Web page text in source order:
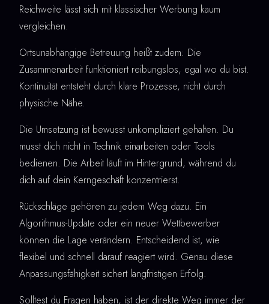
Reichweite lässt sich mit klassischer Werbung kaum
vergleichen.
Ortsunabhängige Betreuung heißt zudem: Die
Zusammenarbeit funktioniert reibungslos, egal wo du bist.
Kontinuität entsteht durch klare Prozesse, nicht durch
physische Nähe.
Die Umsetzung ist bewusst unkompliziert gehalten. Du
musst dich nicht in Technik einarbeiten oder Tools
bedienen. Die Arbeit läuft im Hintergrund, während du
dich auf dein Kerngeschäft konzentrierst.
Rückschläge gehören zu jedem Weg dazu. Ein
Algorithmus-Update oder ein neuer Wettbewerber
können die Lage verändern. Entscheidend ist, wie
flexibel und schnell darauf reagiert wird. Genau diese
Anpassungsfähigkeit sichert langfristigen Erfolg.
Solltest du Fragen haben, ist der direkte Weg immer der